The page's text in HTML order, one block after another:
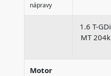
nápravy
1.6 T-GDi
MT 204k
Motor